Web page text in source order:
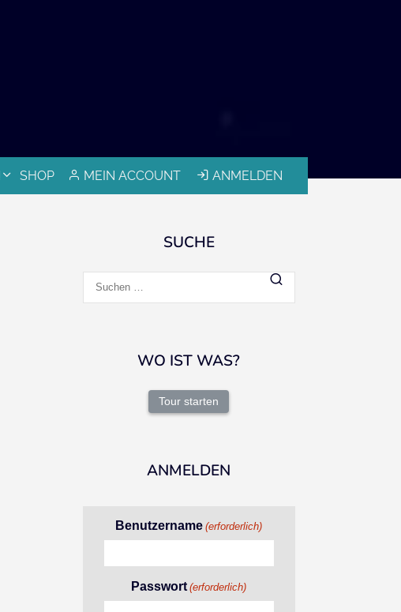
MEIN ACCOUNT ANMELDEN
SHOP
SUCHE
nach:
WO IST WAS?
Tour starten
ANMELDEN
Benutzername (erforderlich)
Passwort (erforderlich)